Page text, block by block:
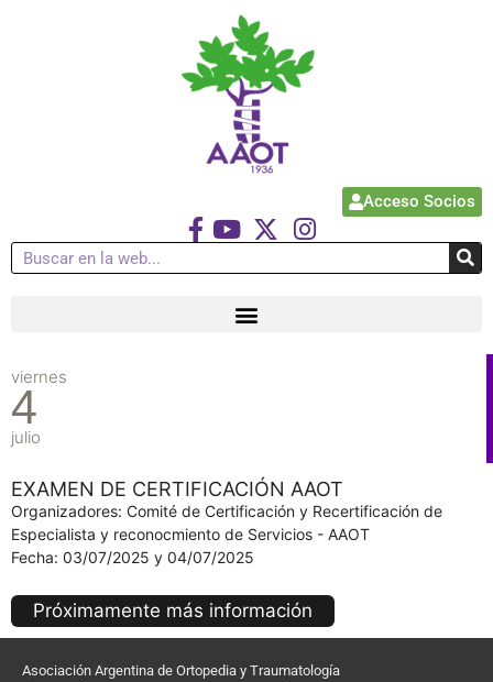
Acceso Socios
viernes
4
julio
EXAMEN DE CERTIFICACIÓN AAOT
Organizadores: Comité de Certificación y Recertificación de
Especialista y reconocmiento de Servicios - AAOT
Fecha: 03/07/2025 y 04/07/2025
Próximamente más información
Asociación Argentina de Ortopedia y Traumatología